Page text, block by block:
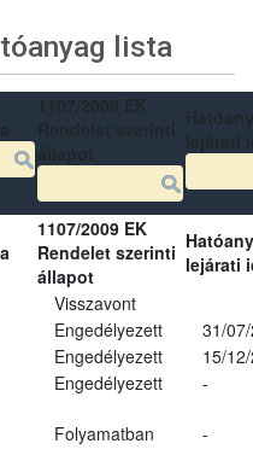
lista
1107/2009 EK
Rendelet szerinti
állapot
lejárati
Visszavont
Engedélyezett
31/
Engedélyezett
15/
Engedélyezett
-
Folyamatban -